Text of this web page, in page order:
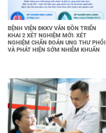
BỆNH VIỆN ĐKKV VÂN ĐỒN TRIỂN
KHAI 2 XÉT NGHIỆM MỚI: XÉT
NGHIỆM CHẨN ĐOÁN UNG THƯ PHỔI
VÀ PHÁT HIỆN SỚM NHIỄM KHUẨN